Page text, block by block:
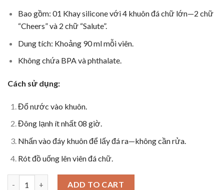
Bao gồm: 01 Khay silicone với 4 khuôn đá chữ lớn—2 chữ
“Cheers” và 2 chữ “Salute”.
Dung tích: Khoảng 90 ml mỗi viên.
Không chứa BPA và phthalate.
Cách sử dụng:
Đổ nước vào khuôn.
Đông lạnh ít nhất 08 giờ.
Nhấn vào đáy khuôn để lấy đá ra—không cần rửa.
Rót đồ uống lên viên đá chữ.
Khay Làm Đá Hình Chữ Cheers quantity
ADD TO CART